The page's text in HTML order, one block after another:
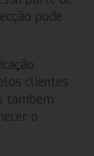
pode
clientes
também
o